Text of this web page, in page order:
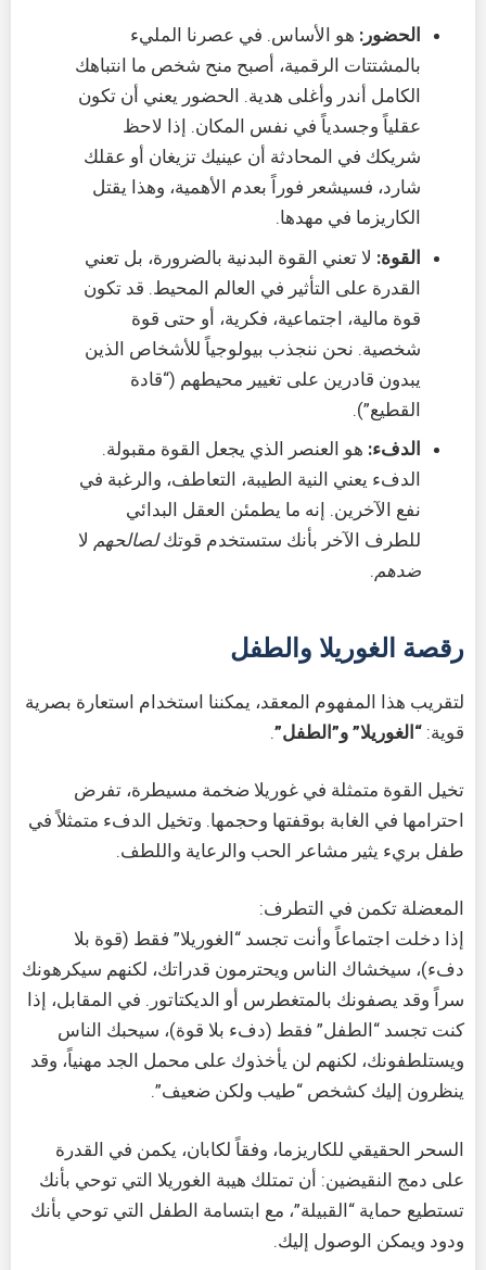
الحضور: هو الأساس. في عصرنا المليء
بالمشتتات الرقمية، أصبح منح شخص ما انتباهك
الكامل أندر وأغلى هدية. الحضور يعني أن تكون
عقلياً وجسدياً في نفس المكان. إذا لاحظ
شريكك في المحادثة أن عينيك تزيغان أو عقلك
شارد، فسيشعر فوراً بعدم الأهمية، وهذا يقتل
الكاريزما في مهدها.
القوة: لا تعني القوة البدنية بالضرورة، بل تعني
القدرة على التأثير في العالم المحيط. قد تكون
قوة مالية، اجتماعية، فكرية، أو حتى قوة
شخصية. نحن ننجذب بيولوجياً للأشخاص الذين
يبدون قادرين على تغيير محيطهم (“قادة
القطيع”).
الدفء: هو العنصر الذي يجعل القوة مقبولة.
الدفء يعني النية الطيبة، التعاطف، والرغبة في
نفع الآخرين. إنه ما يطمئن العقل البدائي
للطرف الآخر بأنك ستستخدم قوتكلصالحهم لا
ضدهم .
رقصة الغوريلا والطفل
لتقريب هذا المفهوم المعقد، يمكننا استخدام استعارة بصرية
قوية: “الغوريلا” و”الطفل”.
تخيل القوة متمثلة في غوريلا ضخمة مسيطرة، تفرض
احترامها في الغابة بوقفتها وحجمها. وتخيل الدفء متمثلاً في
طفل بريء يثير مشاعر الحب والرعاية واللطف.
المعضلة تكمن في التطرف:
إذا دخلت اجتماعاً وأنت تجسد “الغوريلا” فقط (قوة بلا
دفء)، سيخشاك الناس ويحترمون قدراتك، لكنهم سيكرهونك
سراً وقد يصفونك بالمتغطرس أو الديكتاتور. في المقابل، إذا
كنت تجسد “الطفل” فقط (دفء بلا قوة)، سيحبك الناس
ويستلطفونك، لكنهم لن يأخذوك على محمل الجد مهنياً، وقد
ينظرون إليك كشخص “طيب ولكن ضعيف”.
السحر الحقيقي للكاريزما، وفقاً لكابان، يكمن في القدرة
على دمج النقيضين: أن تمتلك هيبة الغوريلا التي توحي بأنك
تستطيع حماية “القبيلة”، مع ابتسامة الطفل التي توحي بأنك
ودود ويمكن الوصول إليك.